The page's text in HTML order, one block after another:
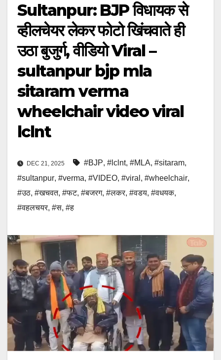
Sultanpur: BJP विधायक से
व्हीलचेयर लेकर फोटो खिंचवाते ही
उठा बुजुर्ग, वीडियो Viral –
sultanpur bjp mla
sitaram verma
wheelchair video viral
lclnt
DEC 21, 2025 #BJP, #lclnt, #MLA, #sitaram,
#sultanpur, #verma, #VIDEO, #viral , #wheelchair,
#उठ, #खचवत, #फट, #बजरग, #लकर, #वडय, #वधयक,
#वहलचयर, #स, #ह